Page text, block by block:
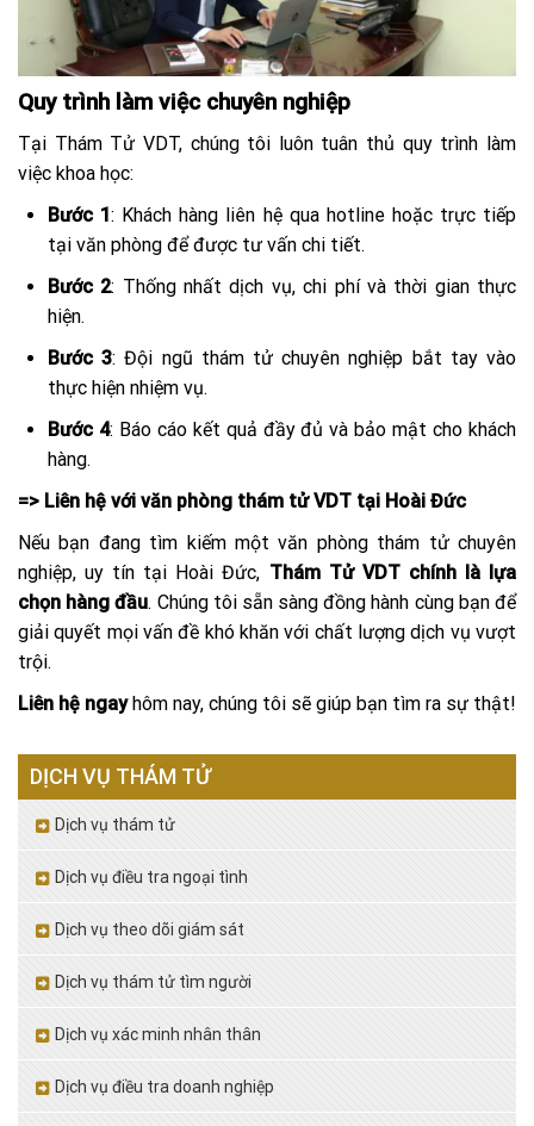
Quy trình làm việc chuyên nghiệp
Tại Thám Tử VDT, chúng tôi luôn tuân thủ quy trình làm
việc khoa học:
Bước 1: Khách hàng liên hệ qua hotline hoặc trực tiếp
tại văn phòng để được tư vấn chi tiết.
Bước 2: Thống nhất dịch vụ, chi phí và thời gian thực
hiện.
Bước 3: Đội ngũ thám tử chuyên nghiệp bắt tay vào
thực hiện nhiệm vụ.
Bước 4: Báo cáo kết quả đầy đủ và bảo mật cho khách
hàng.
=> Liên hệ với văn phòng thám tử VDT tại Hoài Đức
Nếu bạn đang tìm kiếm một văn phòng thám tử chuyên
nghiệp, uy tín tại Hoài Đức, Thám Tử VDT chính là lựa
chọn hàng đầu. Chúng tôi sẵn sàng đồng hành cùng bạn để
giải quyết mọi vấn đề khó khăn với chất lượng dịch vụ vượt
trội.
Liên hệ ngayhôm nay, chúng tôi sẽ giúp bạn tìm ra sự thật!
DỊCH VỤ THÁM TỬ
Dịch vụ thám tử
Dịch vụ điều tra ngoại tình
Dịch vụ theo dõi giám sát
Dịch vụ thám tử tìm người
Dịch vụ xác minh nhân thân
Dịch vụ điều tra doanh nghiệp